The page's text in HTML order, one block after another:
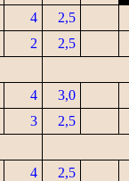
4
2,5
2
2,5
4
3,0
3
2,5
4 2,5